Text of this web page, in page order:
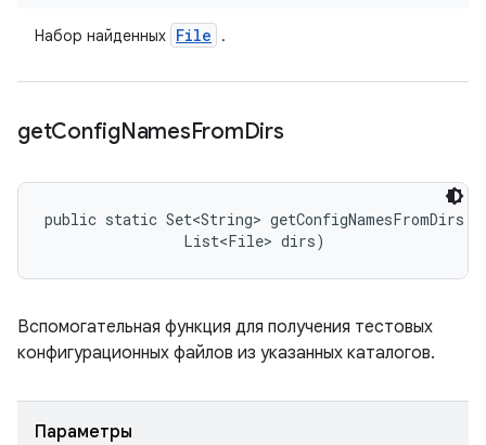
Набор найденных File .
getConfigNamesFromDirs
public static Set<String>
                List<File> dirs)
Вспомогательная функция для получения тестовых
конфигурационных файлов из указанных каталогов.
Параметры